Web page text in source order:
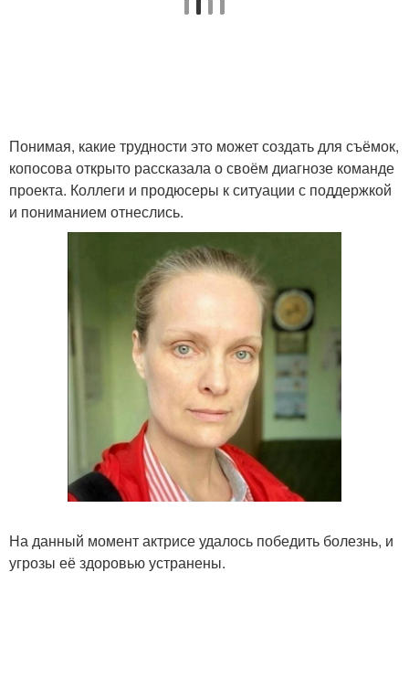
Понимая, какие трудности это может создать для съёмок,
копосова открыто рассказала о своём диагнозе команде
проекта. Коллеги и продюсеры к ситуации с поддержкой
и пониманием отнеслись.
На данный момент актрисе удалось победить болезнь, и
угрозы её здоровью устранены.